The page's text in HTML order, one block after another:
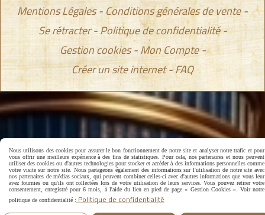
Mentions Légales Conditions générales de vente
Se rétracter Politique de confidentialité
Gestion cookies Mon Compte
Créer un site internet FAQ
Nous utilisons des cookies pour assurer le bon fonctionnement de notre site et analyser notre trafic et pour
vous offrir une meilleure expérience à des fins de statistiques. Pour cela, nos partenaires et nous peuvent
utiliser des cookies ou d'autres technologies pour stocker et accéder à des informations personnelles comme
votre visite sur notre site. Nous partageons également des informations sur l'utilisation de notre site avec
nos partenaires de médias sociaux, qui peuvent combiner celles-ci avec d'autres informations que vous leur
avez fournies ou qu'ils ont collectées lors de votre utilisation de leurs services. Vous pouvez retirer votre
consentement, enregistré pour 6 mois, à l'aide du lien en pied de page « Gestion Cookies ». Voir notre
politique de confidentialité :Politique de confidentialité